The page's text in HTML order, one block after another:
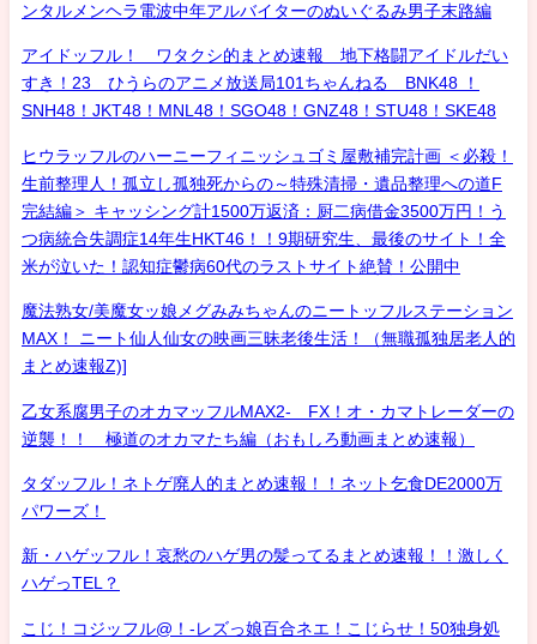
ンタルメンヘラ電波中年アルバイターのぬいぐるみ男子末路編
アイドッフル！ ワタクシ的まとめ速報 地下格闘アイドルだい
すき！23 ひうらのアニメ放送局101ちゃんねる BNK48 ！
SNH48！JKT48！MNL48！SGO48！GNZ48！STU48！SKE48
ヒウラッフルのハーニーフィニッシュゴミ屋敷補完計画 ＜必殺！
生前整理人！孤立し孤独死からの～特殊清掃・遺品整理への道F
完結編＞ キャッシング計1500万返済：厨二病借金3500万円！う
つ病統合失調症14年生HKT46！！9期研究生、最後のサイト！全
米が泣いた！認知症鬱病60代のラストサイト絶賛！公開中
魔法熟女/美魔女ッ娘メグみみちゃんのニートッフルステーション
MAX！ ニート仙人仙女の映画三昧老後生活！（無職孤独居老人的
まとめ速報Z)]
乙女系腐男子のオカマッフルMAX2- FX！オ・カマトレーダーの
逆襲！！ 極道のオカマたち編（おもしろ動画まとめ速報）
タダッフル！ネトゲ廃人的まとめ速報！！ネット乞食DE2000万
パワーズ！
新・ハゲッフル！哀愁のハゲ男の髪ってるまとめ速報！！激しく
ハゲっTEL？
こじ！コジッフル@！-レズっ娘百合ネエ！こじらせ！50独身処